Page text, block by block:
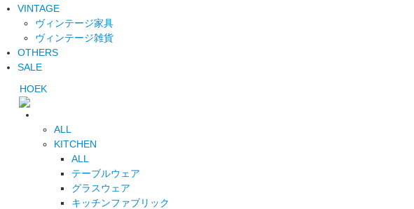
VINTAGE
ヴィンテージ家具
ヴィンテージ雑貨
OTHERS
SALE
HOEK
ALL
KITCHEN
ALL
テーブルウェア
グラスウェア
キッチンファブリック